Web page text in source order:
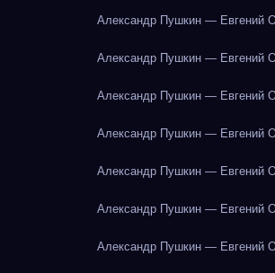
Александр Пушкин — Евгений
Александр Пушкин — Евгений
Александр Пушкин — Евгений
Александр Пушкин — Евгений
Александр Пушкин — Евгений
Александр Пушкин — Евгений
Александр Пушкин — Евгений